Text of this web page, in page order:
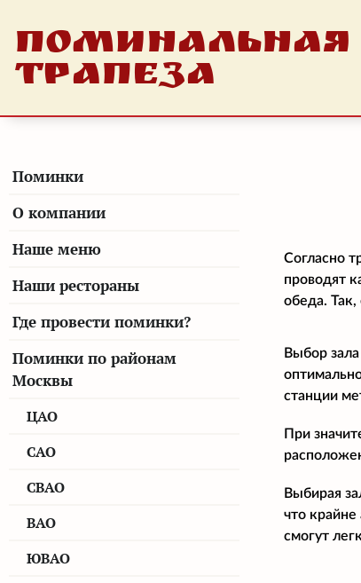
ПОМИНАЛЬНАЯ
ТРАПЕЗА
Поминки
О компании
Наше меню
Наши рестораны
Где провести поминки?
Поминки по районам
Москвы
ЦАО
САО
СВАО
ВАО
ЮВАО
Согласно
проводят
обеда.
Выбор
станции
При
Выбирая
что крайне
смогут